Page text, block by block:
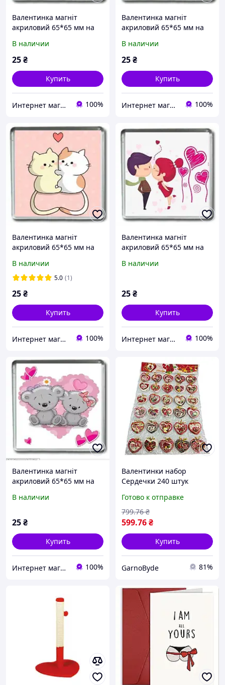
Валентинка магніт
акриловий 65*65 мм на
В наличии
25₴
Купить
Интернет магазин Danchenko 100%
Валентинка магніт
акриловий 65*65 мм на
В наличии
25₴
Купить
Интернет магазин Danchenko 100%
Валентинка магніт
акриловий 65*65 мм на
В наличии
5.0 (1)
25₴
Купить
Интернет магазин Danchenko 100%
Валентинка магніт
акриловий 65*65 мм на
В наличии
25₴
Купить
Интернет магазин Danchenko 100%
Валентинка магніт
акриловий 65*65 мм на
В наличии
25₴
Купить
Интернет магазин Danchenko 100%
Валентинки набор
Сердечки 240 штук
декора оформления
букетов подарков День
Святого Валентина
Готово к отправке
599.76₴
799.76 ₴
Купить
GarnoByde 81%